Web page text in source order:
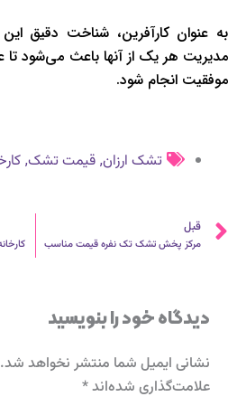
به عنوان کارآفرین، شناخت دقیق
مدیریت هر یک از آنها باعث می‌شود
موفقیت انجام شود.
تشک ارزان, قیمت تشک,
قبلی
قبل
مرکز پخش تشک تک نفره قیمت مناسب
دیدگاه‌ خود را بنویسید
نشانی ایمیل شما منتشر نخواهد شد.
علامت‌گذاری شده‌اند*